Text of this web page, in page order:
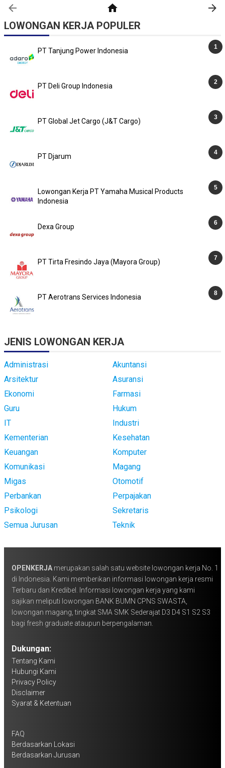
LOWONGAN KERJA POPULER
PT Tanjung Power Indonesia
PT Deli Group Indonesia
PT Global Jet Cargo (J&T Cargo)
PT Djarum
Lowongan Kerja PT Yamaha Musical Products
Indonesia
Dexa Group
PT Tirta Fresindo Jaya (Mayora Group)
PT Aerotrans Services Indonesia
JENIS LOWONGAN KERJA
Administrasi
Akuntansi
Arsitektur
Asuransi
Ekonomi
Farmasi
Guru
Hukum
IT
Industri
Kementerian
Kesehatan
Keuangan
Komputer
Komunikasi
Magang
Migas
Otomotif
Perbankan
Perpajakan
Psikologi
Sekretaris
Semua Jurusan
Teknik
OPENKERJA merupakan salah satu website lowongan kerja No. 1
di Indonesia. Kami memberikan informasi lowongan kerja resmi
Terbaru dan Kredibel. Informasi lowongan kerja yang kami
sajikan meliputi lowongan BANK BUMN CPNS SWASTA,
lowongan magang, tingkat SMA SMK Sederajat D3 D4 S1 S2 S3
bagi fresh graduate ataupun berpengalaman.
Dukungan:
Tentang Kami
Hubungi Kami
Privacy Policy
Disclaimer
Syarat & Ketentuan
FAQ
Berdasarkan Lokasi
Berdasarkan Jurusan